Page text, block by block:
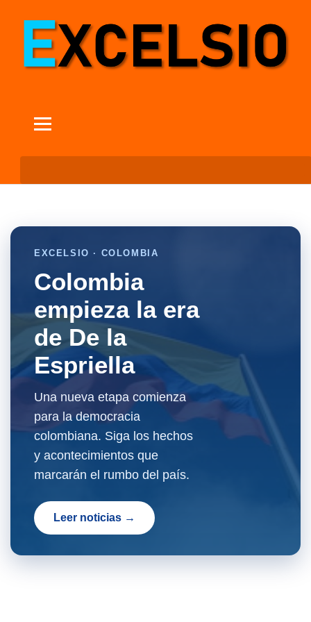
EXCELSIO · COLOMBIA
Colombia
empieza la era
de De la
Espriella
Una nueva etapa comienza
para la democracia
colombiana. Siga los hechos
y acontecimientos que
marcarán el rumbo del país.
Leer noticias →